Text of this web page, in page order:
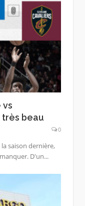
vs
très beau
0
saison dernière,
D'un...